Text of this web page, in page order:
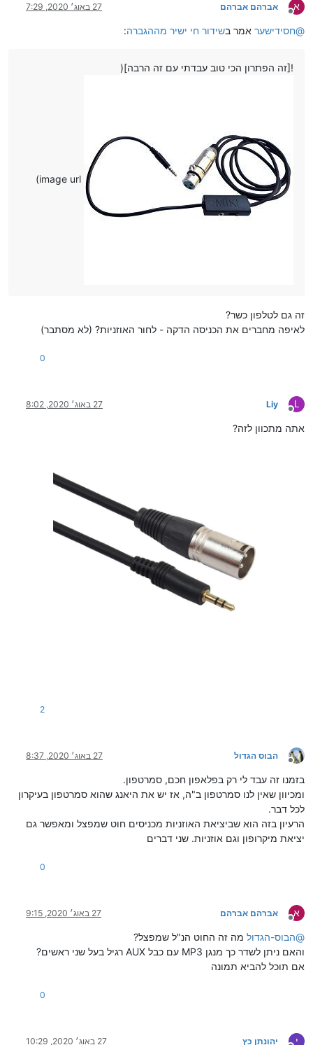
א
מנותק
אברהם אברהם 27 באוג׳ 2020, 7:29
@חסידישער אמר בשידור חי ישיר מההגברה:
![זה הפתרון הכי טוב עבדתי עם זה הרבה](
זה גם לטלפון כשר?
לאיפה מחברים את הכניסה הדקה - לחור האוזניות? (לא מסתבר)
0
L
מנותק
Liy 27 באוג׳ 2020, 8:02
אתה מתכוון לזה?
2
מנותק
הבוס הגדול 27 באוג׳ 2020, 8:37
בזמנו זה עבד לי רק בפלאפון חכם, סמרטפון.
ומכיוון שאין לנו סמרטפון ב"ה, אז יש את היאנג שהוא סמרטפון בעיקרון
לכל דבר.
הרעיון בזה הוא שביציאת האוזניות מכניסים חוט שמפצל ומאפשר גם
יציאת מיקרופון וגם אוזניות. שני דברים
0
א
מנותק
אברהם אברהם 27 באוג׳ 2020, 9:15
@הבוס-הגדול מה זה החוט הנ"ל שמפצל?
והאם ניתן לשדר כך מנגן MP3 עם כבל AUX רגיל בעל שני ראשים?
אם תוכל להביא תמונה
0
י יהונתן כץ 27 באוג׳ 2020, 10:29